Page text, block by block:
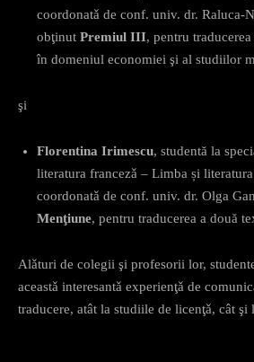
coordonatǎ de conf. univ. dr. Raluca-
obţinut Premiul III, pentru
în domeniul economiei şi al studiilor
şi
Florentina Irimescu, studentă la
literatura francezǎ – Limba și
coordonatǎ de conf. univ. dr. Olga
Menţiune, pentru traducerea a două
Alǎturi de colegii şi profesorii lor,
aceastǎ interesantǎ experienţǎ de
traducere, atât la studiile de licenţǎ, cât şi